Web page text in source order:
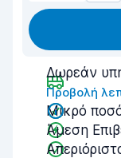
Δωρεάν
Προβολή
Μικρό
Άμεση